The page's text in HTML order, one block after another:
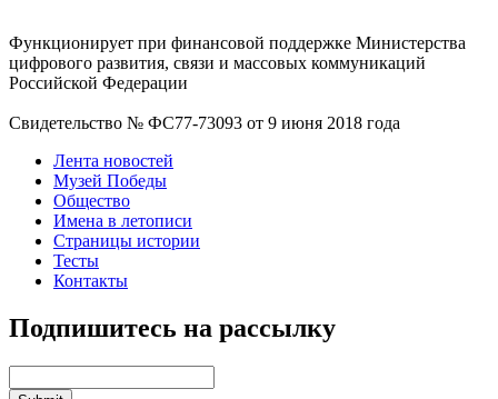
Функционирует при финансовой поддержке Министерства
цифрового развития, связи и массовых коммуникаций
Российской Федерации
Свидетельство № ФС77-73093 от 9 июня 2018 года
Лента новостей
Музей Победы
Общество
Имена в летописи
Страницы истории
Тесты
Контакты
Подпишитесь на рассылку